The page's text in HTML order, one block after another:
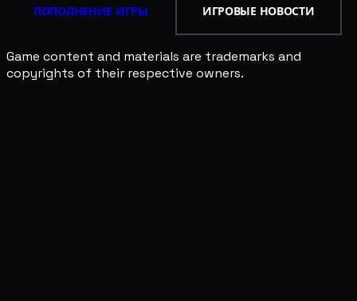
ПОПОЛНЕНИЕ ИГРЫ ИГРОВЫЕ НОВОСТИ
Game content and materials are trademarks and
copyrights of their respective owners.